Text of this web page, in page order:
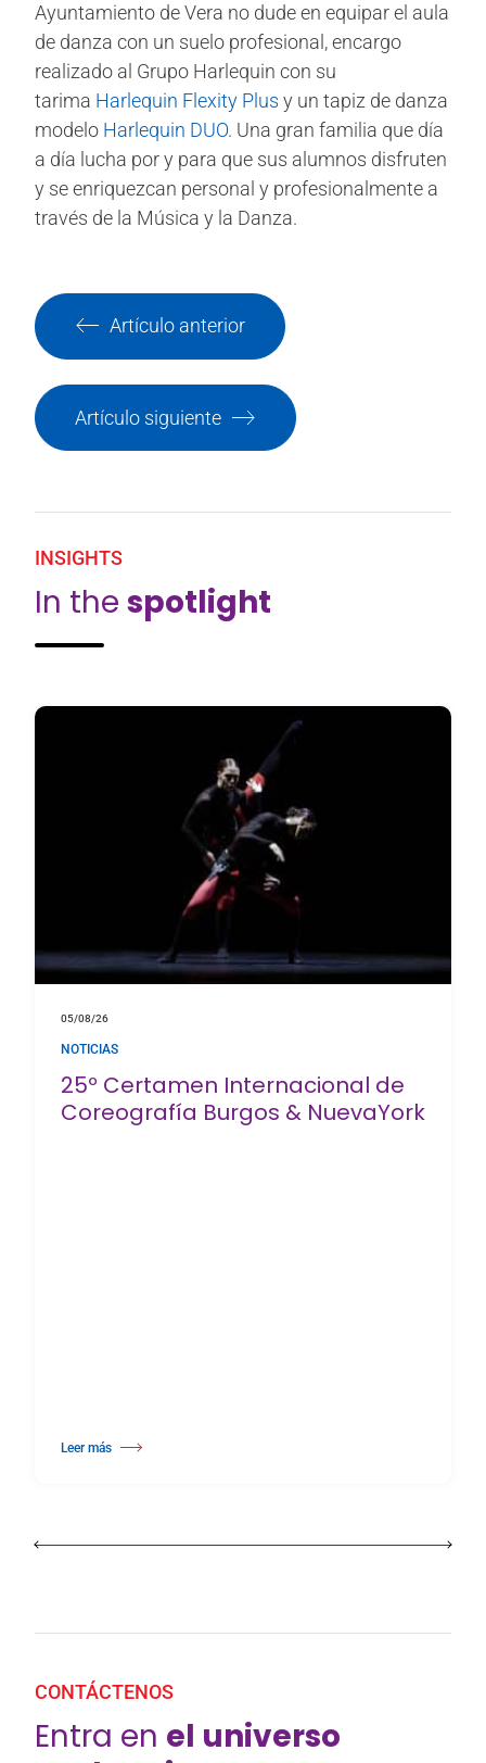
Ayuntamiento de Vera no dude en equipar el aula
de danza con un suelo profesional, encargo
realizado al Grupo Harlequin con su
tarima Harlequin Flexity Plus y un tapiz de danza
modelo Harlequin DUO. Una gran familia que día
a día lucha por y para que sus alumnos disfruten
y se enriquezcan personal y profesionalmente a
través de la Música y la Danza.
Artículo anterior
Artículo siguiente
INSIGHTS
In the spotlight
05/08/26
NOTICIAS
25º Certamen Internacional de
Coreografía Burgos & NuevaYork
Leer más
about 25º Certamen Internacional de Coreografía Burgos & NuevaYork
CONTÁCTENOS
Entra en el universo